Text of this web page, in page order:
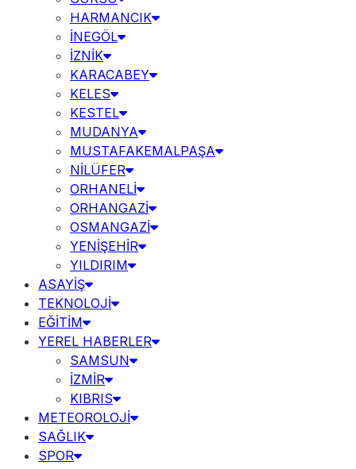
HARMANCIK
İNEGÖL
İZNİK
KARACABEY
KELES
KESTEL
MUDANYA
MUSTAFAKEMALPAŞA
NİLÜFER
ORHANELİ
ORHANGAZİ
OSMANGAZİ
YENİŞEHİR
YILDIRIM
ASAYİŞ
TEKNOLOJİ
EĞİTİM
YEREL HABERLER
SAMSUN
İZMİR
KIBRIS
METEOROLOJİ
SAĞLIK
SPOR